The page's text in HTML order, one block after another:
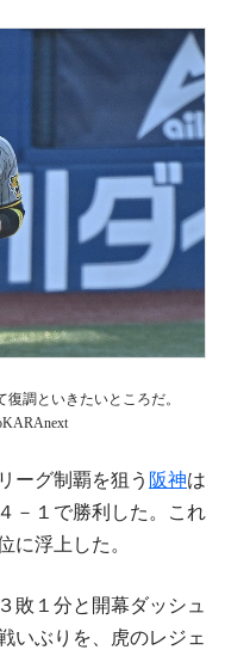
調といきたいところだ。
ーグ制覇を狙う 阪神は
－１で勝利した。これ
に浮上した。
敗１分と開幕ダッシュ
いぶりを、虎のレジェ